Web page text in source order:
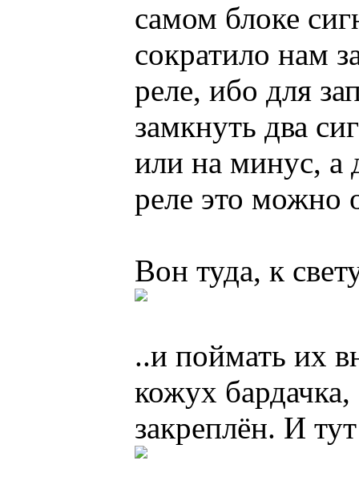
самом блоке
сократило нам
реле, ибо для
замкнуть два
или на минус, а
реле это можно
Вон туда, к
..и поймать их
кожух
закреплён. И